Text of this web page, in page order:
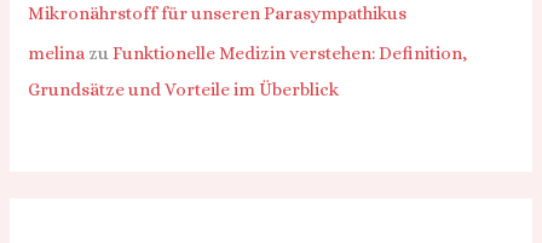
Mikronährstoff für unseren Parasympathikus
melina zuFunktionelle Medizin verstehen: Definition,
Grundsätze und Vorteile im Überblick